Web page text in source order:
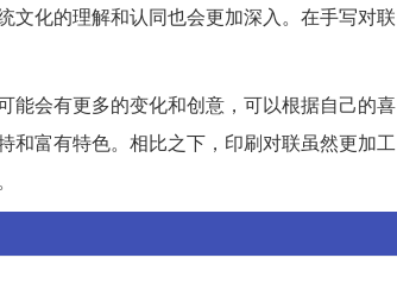
文化的理解和认同也会更加深入。在手写对联
能会有更多的变化和创意，可以根据自己的喜
和富有特色。相比之下，印刷对联虽然更加工